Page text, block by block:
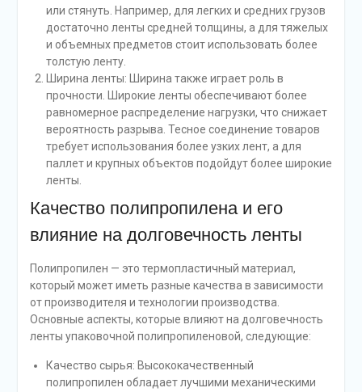
или стянуть. Например, для легких и средних грузов
достаточно ленты средней толщины, а для тяжелых
и объемных предметов стоит использовать более
толстую ленту.
Ширина ленты: Ширина также играет роль в
прочности. Широкие ленты обеспечивают более
равномерное распределение нагрузки, что снижает
вероятность разрыва. Тесное соединение товаров
требует использования более узких лент, а для
паллет и крупных объектов подойдут более широкие
ленты.
Качество полипропилена и его
влияние на долговечность ленты
Полипропилен — это термопластичный материал,
который может иметь разные качества в зависимости
от производителя и технологии производства.
Основные аспекты, которые влияют на долговечность
ленты упаковочной полипропиленовой, следующие:
Качество сырья: Высококачественный
полипропилен обладает лучшими механическими